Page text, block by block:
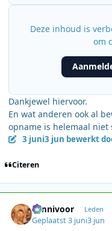
Deze inhoud is
om
Dankjewel hiervoor.
En wat anderen ook al
opname is helemaal niet
3 juni3 jun bewerkt
Citeren
Omnivoor Leden
Geplaatst3 juni3 jun